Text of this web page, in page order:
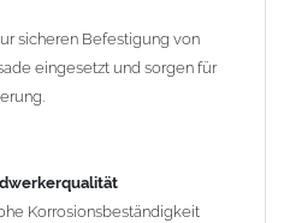
größeren Durchmesser haben
passendeStandrohrschelle
sicheren Befestigung von
eingesetzt und sorgen für
Korrosionsbeständigkeit